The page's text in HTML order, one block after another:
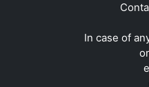
In case of